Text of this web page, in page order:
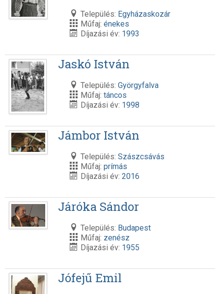
Település: Egyházaskozár
Műfaj: énekes
Díjazási év: 1993
Jaskó István
Település: Györgyfalva
Műfaj: táncos
Díjazási év: 1998
Jámbor István
Település: Szászcsávás
Műfaj: prímás
Díjazási év: 2016
Járóka Sándor
Település: Budapest
Műfaj: zenész
Díjazási év: 1955
Jófejű Emil